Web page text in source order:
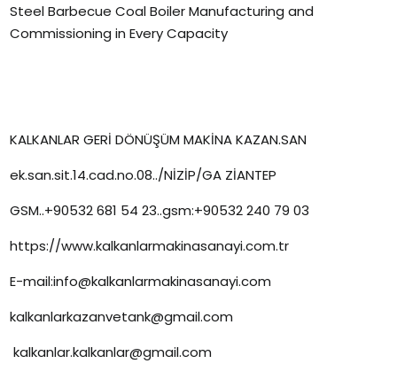
Steel Barbecue Coal Boiler Manufacturing and
Commissioning in Every Capacity
KALKANLAR GERİ DÖNÜŞÜM MAKİNA KAZAN.SAN
ek.san.sit.14.cad.no.08../NİZİP/GA ZİANTEP
GSM..+90532 681 54 23..gsm:+90532 240 79 03
https://www.kalkanlarmakinasanayi.com.tr
E-mail:info@kalkanlarmakinasanayi.com
kalkanlarkazanvetank@gmail.com
kalkanlar.kalkanlar@gmail.com